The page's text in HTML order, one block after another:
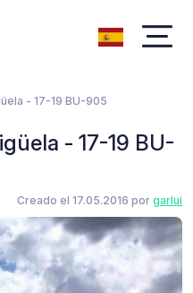
- 17-19 BU-905
- 17-19 BU-
Creado el 17.05.2016 por garlui